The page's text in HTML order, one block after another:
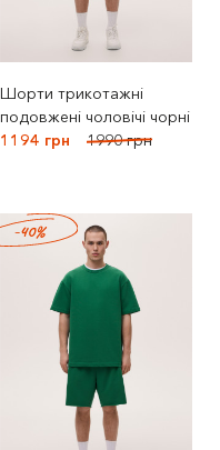
Шорти трикотажні
подовжені чоловічі чорні
1194 грн
1990 грн
-40%